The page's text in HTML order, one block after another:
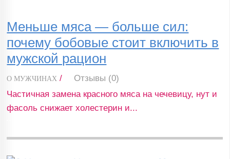
Меньше мяса — больше сил:
почему бобовые стоит включить в
мужской рацион
О МУЖЧИНАХ /
Отзывы (0)
Частичная замена красного мяса на чечевицу, нут и
фасоль снижает холестерин и...